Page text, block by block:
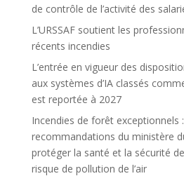
de contrôle de l’activité des
L’URSSAF soutient les
récents incendies
L’entrée en vigueur des
aux systèmes d’IA classés
est reportée à 2027
Incendies de forêt exceptionnels
recommandations du ministère
protéger la santé et la sécurité
risque de pollution de l’air